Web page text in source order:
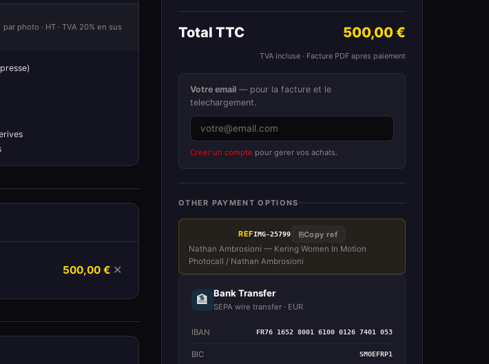
par photo · HT · TVA 20% en sus
500,00 € ✕
Total TTC 500,00 €
TVA incluse · Facture PDF apres paiement
Votre email — pour la facture et le
telechargement.
Creer un compte pour gerer vos achats.
OTHER PAYMENT OPTIONS
REFIMG-25799 ⎘Copy ref
Nathan Ambrosioni — Kering Women In Motion
Photocall / Nathan Ambrosioni
🏦 Bank Transfer
SEPA wire transfer · EUR
IBAN FR76 1652 8001 6100 0126 7401 053
BIC SMOEFRP1